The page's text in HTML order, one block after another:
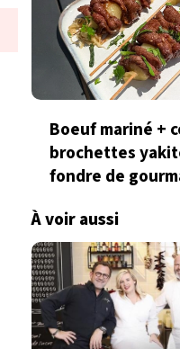
Boeuf mariné +
brochettes
fondre de
À voir aussi